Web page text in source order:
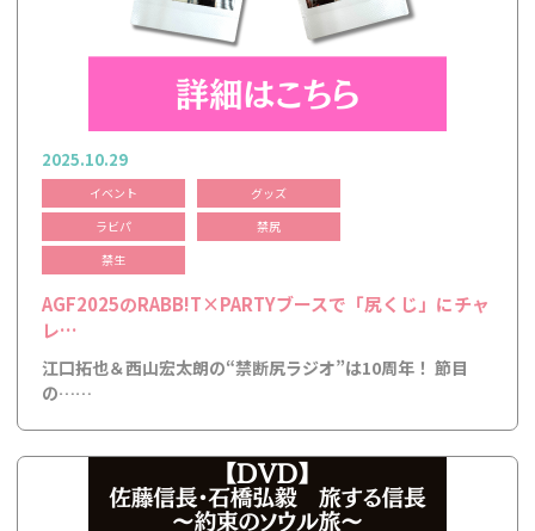
2025.10.29
イベント
グッズ
ラビパ
禁尻
禁生
AGF2025のRABB!T×PARTYブースで「尻くじ」にチャ
レ…
江口拓也＆西山宏太朗の“禁断尻ラジオ”は10周年！ 節目
の……